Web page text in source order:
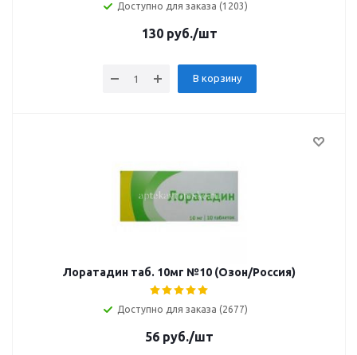
Доступно для заказа (1203)
130руб./шт
В корзину
Лоратадин таб. 10мг №10 (Озон/Россия)
Доступно для заказа (2677)
56 руб./шт